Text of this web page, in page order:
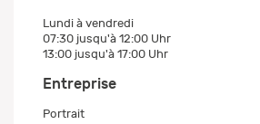
Lundi à vendredi
07:30 jusqu'à 12:00 Uhr
13:00 jusqu'à 17:00 Uhr
Entreprise
Portrait